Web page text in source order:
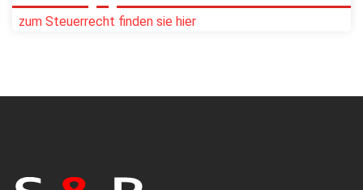
zum Steuerrecht finden sie hier